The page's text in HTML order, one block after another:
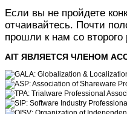
Если вы не пройдете
отчаивайтесь. Почти
прошли к нам со второго
AIT ЯВЛЯЕТСЯ ЧЛЕНОМ